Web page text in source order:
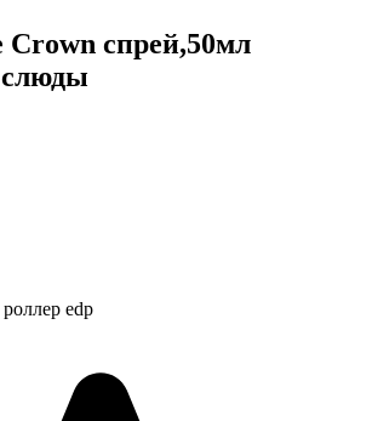
Crown спрей,50мл
слюды